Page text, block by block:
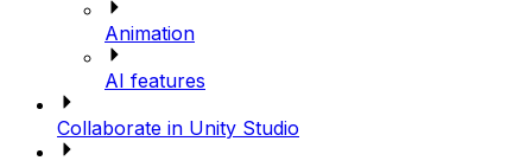
Animation
AI features
Collaborate in Unity Studio